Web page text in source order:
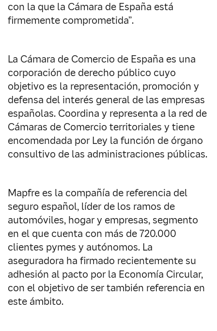
con la que la Cámara de España está
firmemente comprometida”.
La Cámara de Comercio de España es una
corporación de derecho público cuyo
objetivo es la representación, promoción y
defensa del interés general de las empresas
españolas. Coordina y representa a la red de
Cámaras de Comercio territoriales y tiene
encomendada por Ley la función de órgano
consultivo de las administraciones públicas.
Mapfre es la compañía de referencia del
seguro español, líder de los ramos de
automóviles, hogar y empresas, segmento
en el que cuenta con más de 720.000
clientes pymes y autónomos. La
aseguradora ha firmado recientemente su
adhesión al pacto por la Economía Circular,
con el objetivo de ser también referencia en
este ámbito.